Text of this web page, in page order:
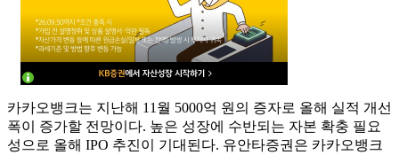
카카오뱅크는 지난해 11월 5000억 원의 증자로 올해 실적 개선
폭이 증가할 전망이다. 높은 성장에 수반되는 자본 확충 필요
성으로 올해 IPO 추진이 기대된다. 유안타증권은 카카오뱅크